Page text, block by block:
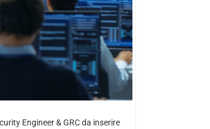
Engineer & GRC da inserire